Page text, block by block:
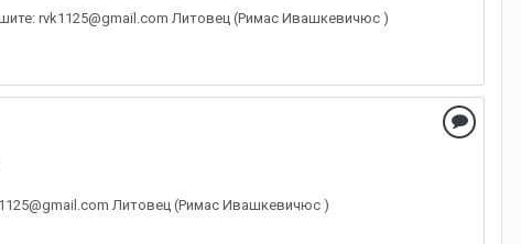
rvk1125@gmail.com Литовец (Римас Ивашкевичюс )
Литовец (Римас Ивашкевичюс )